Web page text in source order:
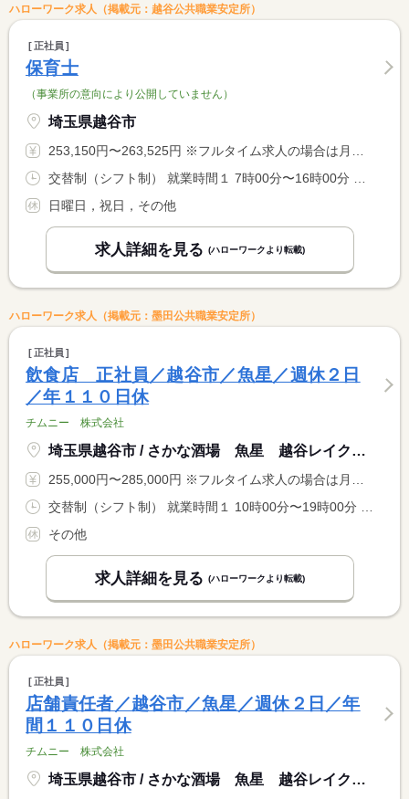
ハローワーク求人（掲載元：越谷公共職業安定所）
正社員
保育士
（事業所の意向により公開していません）
埼玉県越谷市
253,150円〜263,525円 ※フルタイム求人の場合は月額（換算額）、パート求人の場合は時間額を表示しています。
日曜日，祝日，その他
求人詳細を見る (ハローワークより転載)
ハローワーク求人（掲載元：墨田公共職業安定所）
正社員
飲食店 正社員／越谷市／魚星／週休２日
／年１１０日休
チムニー 株式会社
埼玉県越谷市 / さかな酒場 魚星 越谷レイクタウン駅前店
255,000円〜285,000円 ※フルタイム求人の場合は月額（換算額）、パート求人の場合は時間額を表示しています。
その他
求人詳細を見る (ハローワークより転載)
ハローワーク求人（掲載元：墨田公共職業安定所）
正社員
店舗責任者／越谷市／魚星／週休２日／年
間１１０日休
チムニー 株式会社
埼玉県越谷市 / さかな酒場 魚星 越谷レイクタウン駅前店